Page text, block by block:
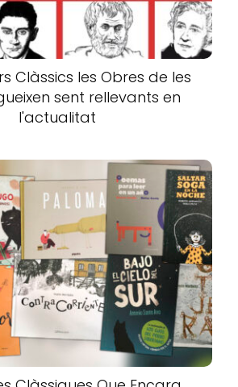
Clàssics les Obres de les
sent rellevants en
l'actualitat